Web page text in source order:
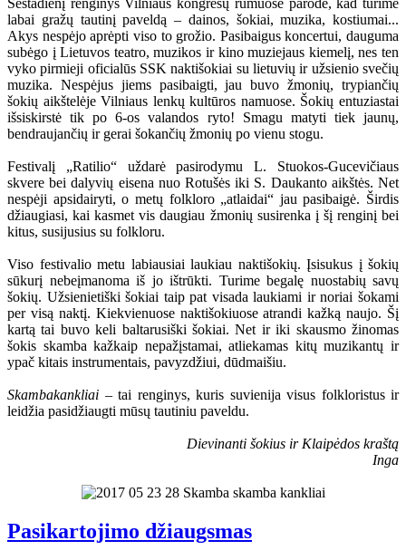
labai gražų tautinį paveldą – dainos, šokiai, muzika, kostiumai...
Akys nespėjo aprėpti viso to grožio. Pasibaigus koncertui, dauguma
subėgo į Lietuvos teatro, muzikos ir kino muziejaus kiemelį, nes ten
vyko pirmieji oficialūs SSK naktišokiai su lietuvių ir užsienio svečių
muzika. Nespėjus jiems pasibaigti, jau buvo žmonių, trypiančių
šokių aikštelėje Vilniaus lenkų kultūros namuose. Šokių entuziastai
išsiskirstė tik po 6-os valandos ryto! Smagu matyti tiek jaunų,
bendraujančių ir gerai šokančių žmonių po vienu stogu.
Festivalį „Ratilio“ uždarė pasirodymu L. Stuokos-Gucevičiaus
skvere bei dalyvių eisena nuo Rotušės iki S. Daukanto aikštės. Net
nespėji apsidairyti, o metų folkloro „atlaidai“ jau pasibaigė. Širdis
džiaugiasi, kai kasmet vis daugiau žmonių susirenka į šį renginį bei
kitus, susijusius su folkloru.
Viso festivalio metu labiausiai laukiau naktišokių. Įsisukus į šokių
sūkurį nebeįmanoma iš jo ištrūkti. Turime begalę nuostabių savų
šokių. Užsienietiški šokiai taip pat visada laukiami ir noriai šokami
per visą naktį. Kiekvienuose naktišokiuose atrandi kažką naujo. Šį
kartą tai buvo keli baltarusiški šokiai. Net ir iki skausmo žinomas
šokis skamba kažkaip nepažįstamai, atliekamas kitų muzikantų ir
ypač kitais instrumentais, pavyzdžiui, dūdmaišiu.
Skambakankliai – tai renginys, kuris suvienija visus folkloristus ir
leidžia pasidžiaugti mūsų tautiniu paveldu.
Dievinanti šokius ir Klaipėdos kraštą
Inga
Pasikartojimo džiaugsmas